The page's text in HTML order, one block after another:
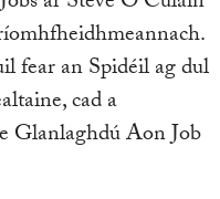
fear an Spidéil ag dul
cad a
Glanlaghdú Aon Job